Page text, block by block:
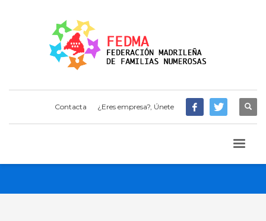
Contacta ¿Eres empresa?, Únete